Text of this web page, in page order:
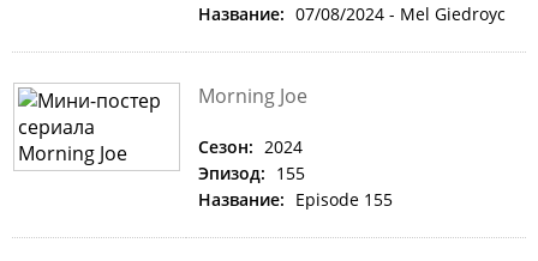
Название: 07/08/2024 - Mel Giedroyc
Morning Joe
Сезон: 2024
Эпизод: 155
Название: Episode 155